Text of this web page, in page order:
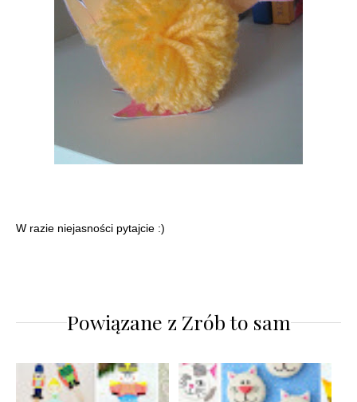
W razie niejasności pytajcie :)
Powiązane z Zrób to sam